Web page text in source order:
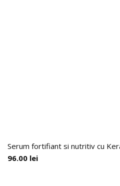
Serum fortifiant si nutritiv cu
96.00 lei